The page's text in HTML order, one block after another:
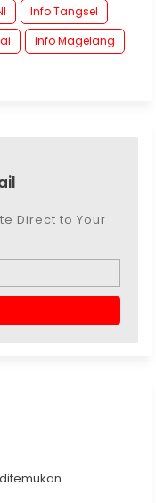
Info Tangsel
info Magelang
Direct to Your